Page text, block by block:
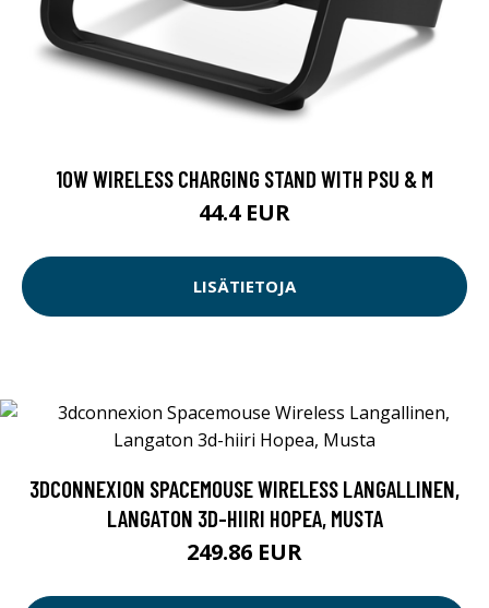
10W WIRELESS CHARGING STAND WITH PSU & M
44.4 EUR
LISÄTIETOJA
3DCONNEXION SPACEMOUSE WIRELESS LANGALLINEN,
LANGATON 3D-HIIRI HOPEA, MUSTA
249.86 EUR